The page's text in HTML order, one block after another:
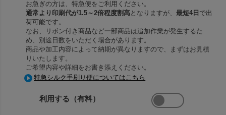
お急ぎの方は、特急便をご利用ください。
通常より印刷代が1.5～2倍程度割高 となりますが、最短4日 で出
荷可能です。
なお、リボン付き商品など一部商品は追加作業が発生するた
め、別途日数をいただく場合があります。
商品や加工内容によって納期が異なりますので、まずはお見積
りいたします。
ご希望内容や詳細をお書き添えください。
特急シルク手刷り便についてはこちら
利用する（有料）